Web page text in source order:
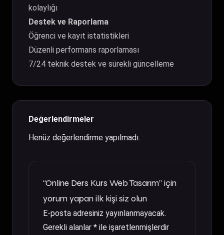
kolaylığı
Destek ve Raporlama
Öğrenci ve kayıt istatistikleri
Düzenli performans raporlaması
7/24 teknik destek ve sürekli güncelleme
Değerlendirmeler
Henüz değerlendirme yapılmadı.
“Online Ders Kurs Web Tasarım” için
yorum yapan ilk kişi siz olun
E-posta adresiniz yayınlanmayacak.
Gerekli alanlar * ile işaretlenmişlerdir